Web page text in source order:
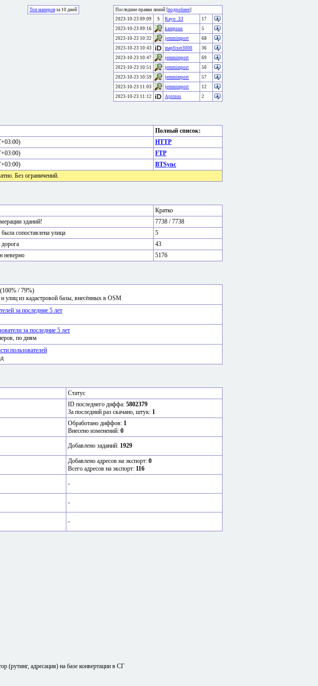
Топ маперовза 10 дней Последние правки линий [подробнее]
2023-10-23 09:09
S Kayo_33
17
2023-10-23 09:16
kampsun
5
2023-10-23 10:32
jemmimport
68
2023-10-23 10:43
mapfixer3000
36
2023-10-23 10:47
jemmimport
69
2023-10-23 10:51
jemmimport
50
2023-10-23 10:59
jemmimport
57
2023-10-23 11:03
jemmimport
12
2023-10-23 11:12
Apirnus 2
Полный список:
HTTP
FTP
BTSync
Без ограничений.
Кратко
зданий!
7738 / 7738
сопоставлена улица
5
43
неверно 5176
(100% / 79%)
улиц из кадастровой базы, внесённых в OSM
за последние 5 лет
за последние 5 лет
по дням
пользователей
Статус
ID последнего диффа: 5802379
За последний раз скачано, штук: 1
Обработано диффов: 1
Внесено изменений: 0
Добавлено заданий: 1929
Добавлено адресов на экспорт: 0
Всего адресов на экспорт: 116
-
-
-
(рутинг, адресация) на базе конвертации в СГ